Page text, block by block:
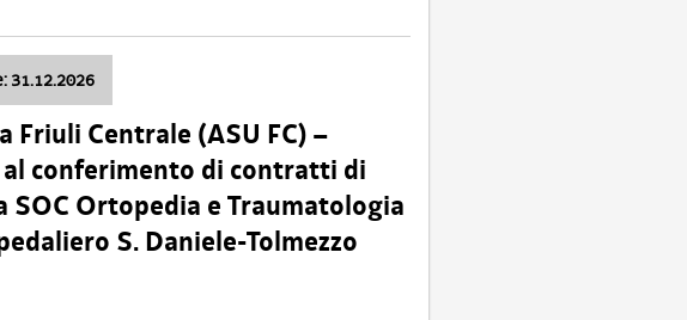
31.12.2026
Centrale (ASU FC) –
conferimento di contratti di
Ortopedia e Traumatologia
S. Daniele-Tolmezzo